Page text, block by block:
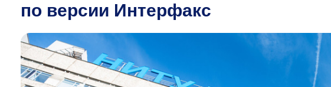
по версии Интерфакс